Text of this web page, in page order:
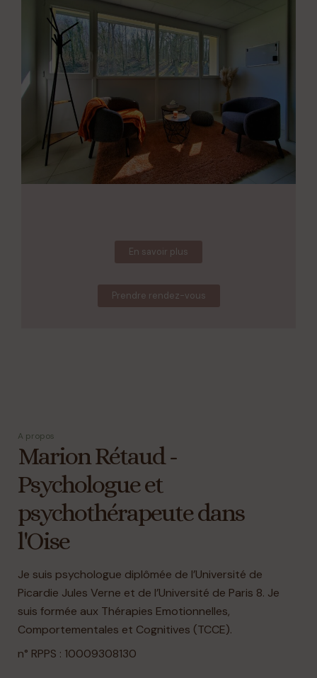
En savoir plus
Prendre rendez-vous
A propos
Marion Rétaud -
Psychologue et
psychothérapeute dans
l'Oise
Je suis psychologue diplômée de l’Université de
Picardie Jules Verne et de l’Université de Paris 8. Je
suis formée aux Thérapies Emotionnelles,
Comportementales et Cognitives (TCCE).
n° RPPS : 10009308130